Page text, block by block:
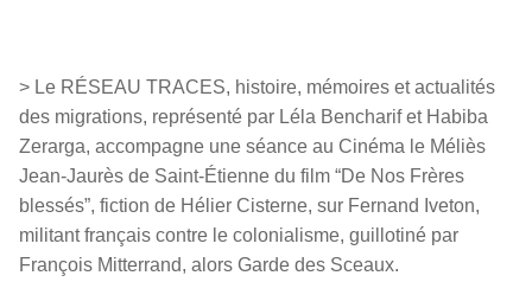
> Le RÉSEAU TRACES, histoire, mémoires et actualités
des migrations, représenté par Léla Bencharif et Habiba
Zerarga, accompagne une séance au Cinéma le Méliès
Jean-Jaurès de Saint-Étienne du film “De Nos Frères
blessés”, fiction de Hélier Cisterne, sur Fernand Iveton,
militant français contre le colonialisme, guillotiné par
François Mitterrand, alors Garde des Sceaux.